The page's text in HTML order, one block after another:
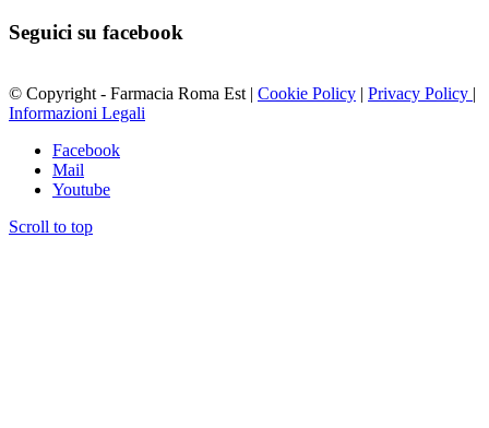
Seguici su facebook
© Copyright - Farmacia Roma Est | Cookie Policy | Privacy Policy |
Informazioni Legali
Facebook
Mail
Youtube
Scroll to top